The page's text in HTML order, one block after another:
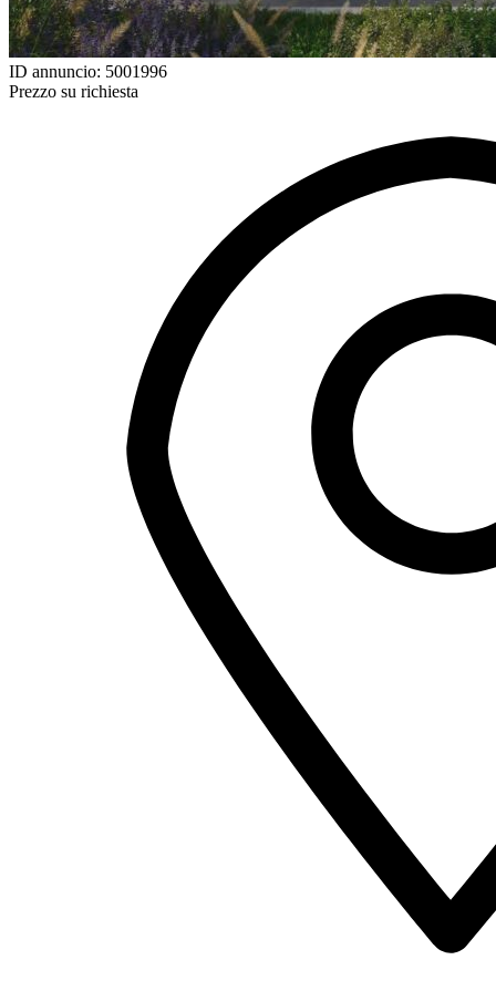
ID annuncio: 5001996
Prezzo su richiesta